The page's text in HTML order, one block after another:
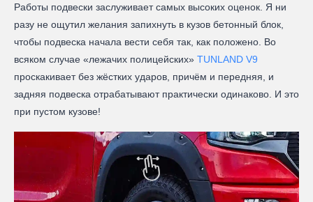
Работы подвески заслуживает самых высоких оценок. Я ни
разу не ощутил желания запихнуть в кузов бетонный блок,
чтобы подвеска начала вести себя так, как положено. Во
всяком случае «лежачих полицейских» TUNLAND V9
проскакивает без жёстких ударов, причём и передняя, и
задняя подвеска отрабатывают практически одинаково. И это
при пустом кузове!